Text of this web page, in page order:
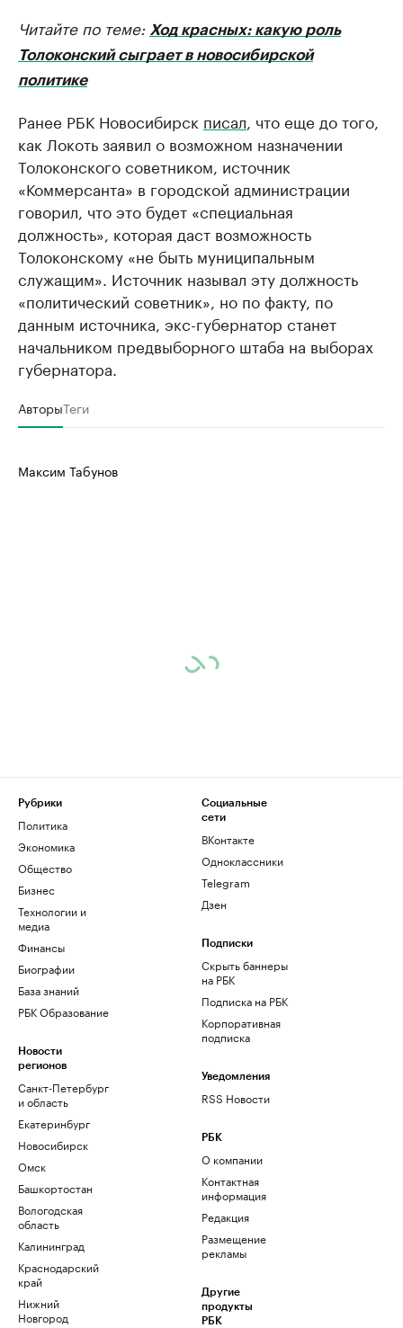
Читайте по теме: Ход красных: какую роль
Толоконский сыграет в новосибирской
политике
Ранее РБК Новосибирск писал , что еще до того,
как Локоть заявил о возможном назначении
Толоконского советником, источник
«Коммерсанта» в городской администрации
говорил, что это будет «специальная
должность», которая даст возможность
Толоконскому «не быть муниципальным
служащим». Источник называл эту должность
«политический советник», но по факту, по
данным источника, экс-губернатор станет
начальником предвыборного штаба на выборах
губернатора.
АвторыТеги
Максим Табунов
Рубрики
Политика
Экономика
Общество
Бизнес
Технологии и
медиа
Финансы
Биографии
База знаний
РБК Образование
Новости
регионов
Санкт-Петербург
и область
Екатеринбург
Новосибирск
Омск
Башкортостан
Вологодская
область
Калининград
Краснодарский
край
Нижний
Новгород
Социальные
сети
ВКонтакте
Одноклассники
Telegram
Дзен
Подписки
Скрыть баннеры
на РБК
Подписка на РБК
Корпоративная
подписка
Уведомления
RSS Новости
РБК
О компании
Контактная
информация
Редакция
Размещение
рекламы
Другие
продукты
РБК